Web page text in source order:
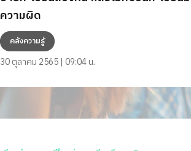
ความผิด
คลังความรู้
30 ตุลาคม 2565 | 09:04 น.